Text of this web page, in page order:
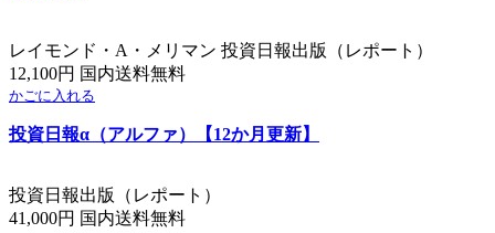
レイモンド・A・メリマン 投資日報出版（レポート）
12,100円 国内送料無料
かごに入れる
投資日報α（アルファ）【12か月更新】
投資日報出版（レポート）
41,000円 国内送料無料